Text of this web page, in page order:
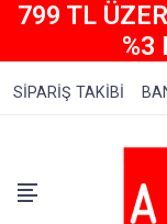
799 TL
%3
SİPARİŞ TAKİBİ